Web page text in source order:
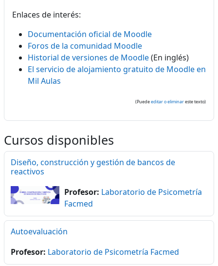
Enlaces de interés:
Documentación oficial de Moodle
Foros de la comunidad Moodle
Historial de versiones de Moodle(En inglés)
El servicio de alojamiento gratuito de Moodle en
Mil Aulas
(Puedeeditar o eliminareste texto)
Cursos disponibles
Diseño, construcción y gestión de bancos de
reactivos
Profesor: Laboratorio de Psicometría
Facmed
Autoevaluación
Profesor: Laboratorio de Psicometría Facmed